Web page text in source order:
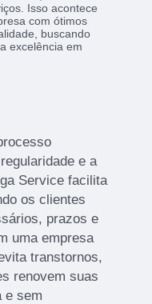
Isso acontece
com ótimos
buscando
excelência em
e a
Service facilita
os clientes
prazos e
uma empresa
transtornos,
renovem suas
e sem